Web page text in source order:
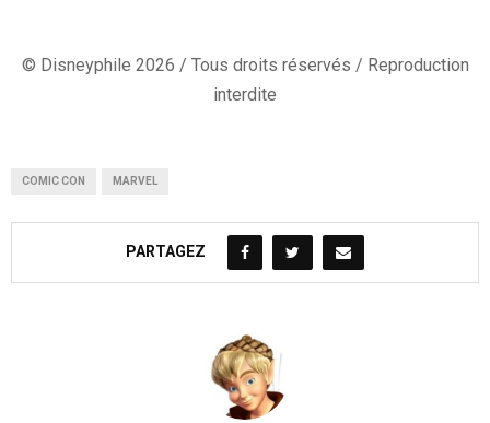
© Disneyphile 2026 / Tous droits réservés / Reproduction
interdite
COMIC CON MARVEL
PARTAGEZ